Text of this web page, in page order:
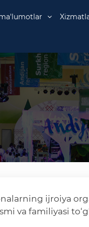
ijroiya
va familiyasi